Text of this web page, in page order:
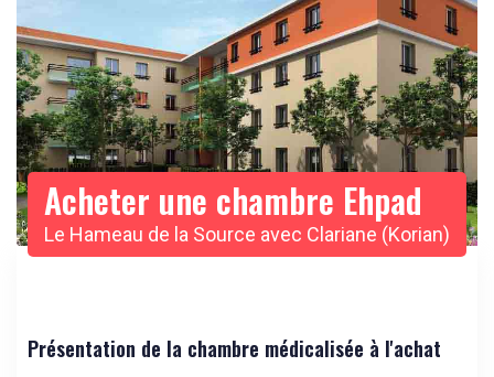
Acheter une chambre Ehpad
Le Hameau de la Source avec Clariane (Korian)
Présentation de la chambre médicalisée à l'achat